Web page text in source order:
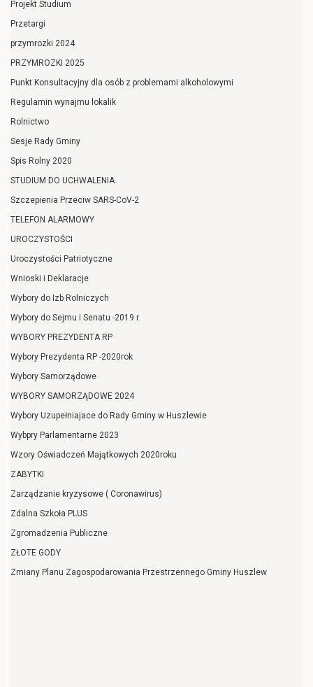
Projekt Studium
Przetargi
przymrozki 2024
PRZYMROZKI 2025
Punkt Konsultacyjny dla osób z problemami alkoholowymi
Regulamin wynajmu lokalik
Rolnictwo
Sesje Rady Gminy
Spis Rolny 2020
STUDIUM DO UCHWALENIA
Szczepienia Przeciw SARS-CoV-2
TELEFON ALARMOWY
UROCZYSTOŚCI
Uroczystości Patriotyczne
Wnioski i Deklaracje
Wybory do Izb Rolniczych
Wybory do Sejmu i Senatu -2019 r.
WYBORY PREZYDENTA RP
Wybory Prezydenta RP -2020rok
Wybory Samorządowe
WYBORY SAMORZĄDOWE 2024
Wybory Uzupełniajace do Rady Gminy w Huszlewie
Wybpry Parlamentarne 2023
Wzory Oświadczeń Majątkowych 2020roku
ZABYTKI
Zarządzanie kryzysowe ( Coronawirus)
Zdalna Szkoła PLUS
Zgromadzenia Publiczne
ZŁOTE GODY
Zmiany Planu Zagospodarowania Przestrzennego Gminy Huszlew